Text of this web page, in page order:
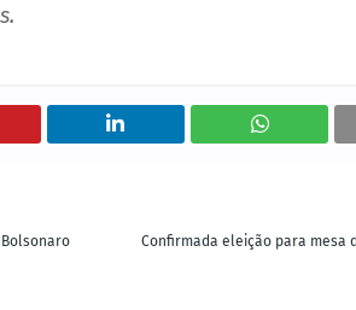
Confirmada eleição para mesa